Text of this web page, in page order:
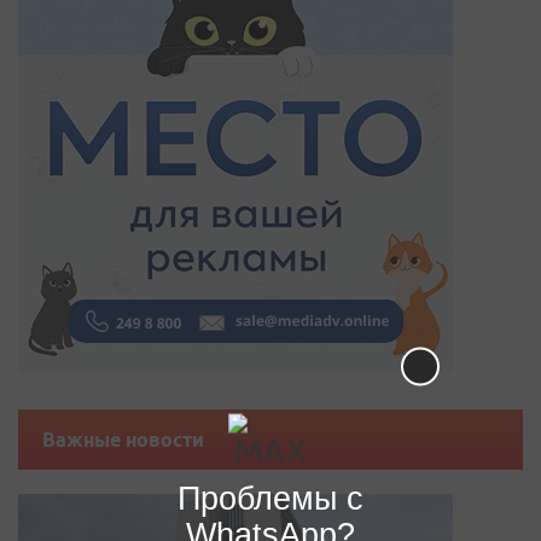
Важные новости
Проблемы с